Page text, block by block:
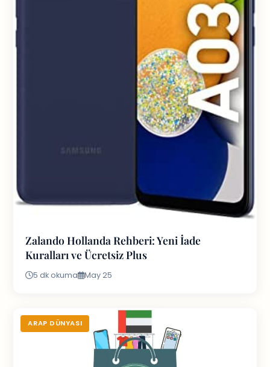
Zalando Hollanda Rehberi: Yeni İade
Kuralları ve Ücretsiz Plus
5 dk okuma May 25
ARAP DÜNYASI